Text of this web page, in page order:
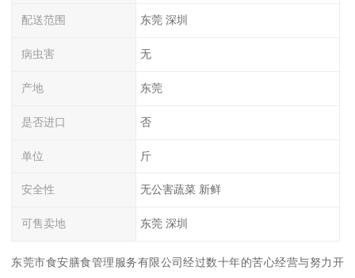
配送范围 东莞 深圳
病虫害 无
产地 东莞
是否进口 否
单位 斤
安全性 无公害蔬菜 新鲜
可售卖地 东莞 深圳
东莞市食安膳食管理服务有限公司经过数十年的苦心经营与努力开